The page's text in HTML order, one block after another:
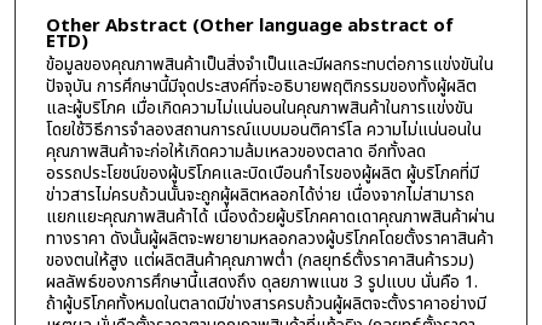
Other Abstract (Other language abstract of
ETD)
ข้อมูลของคุณภาพสินค้าเป็นสิ่งจำเป็นและมีผลกระทบต่อการแข่งขันใน
ปัจจุบัน การศึกษานี้มีจุดประสงค์ที่จะอธิบายพฤติกรรมของทั้งผู้ผลิต
และผู้บริโภค เมื่อเกิดความไม่แน่นอนในคุณภาพสินค้าในการแข่งขัน
โดยใช้วิธีการจำลองสถานการณ์แบบมอนติคาร์โล ความไม่แน่นอนใน
คุณภาพสินค้าจะก่อให้เกิดความล้มเหลวของตลาด อีกทั้งลด
อรรถประโยชน์ของผู้บริโภคและบิดเบือนกำไรของผู้ผลิต ผู้บริโภคที่มี
ข่าวสารไม่ครบถ้วนนั้นจะถูกผู้ผลิตหลอกได้ง่าย เนื่องจากไม่สามารถ
แยกแยะคุณภาพสินค้าได้ เนื่องด้วยผู้บริโภคคาดเดาคุณภาพสินค้าผ่าน
ทางราคา ดังนั้นผู้ผลิตจะพยายามหลอกลวงผู้บริโภคโดยตั้งราคาสินค้า
ของตนให้สูง แต่ผลิตสินค้าคุณภาพต่ำ (กลยุทธ์ตั้งราคาสินค้ารวม)
ผลลัพธ์ของการศึกษานี้แสดงถึง ดุลยภาพแนช 3 รูปแบบ นั่นคือ 1.
ถ้าผู้บริโภคทั้งหมดในตลาดมีข่างสารครบถ้วนผู้ผลิตจะตั้งราคาอย่างมี